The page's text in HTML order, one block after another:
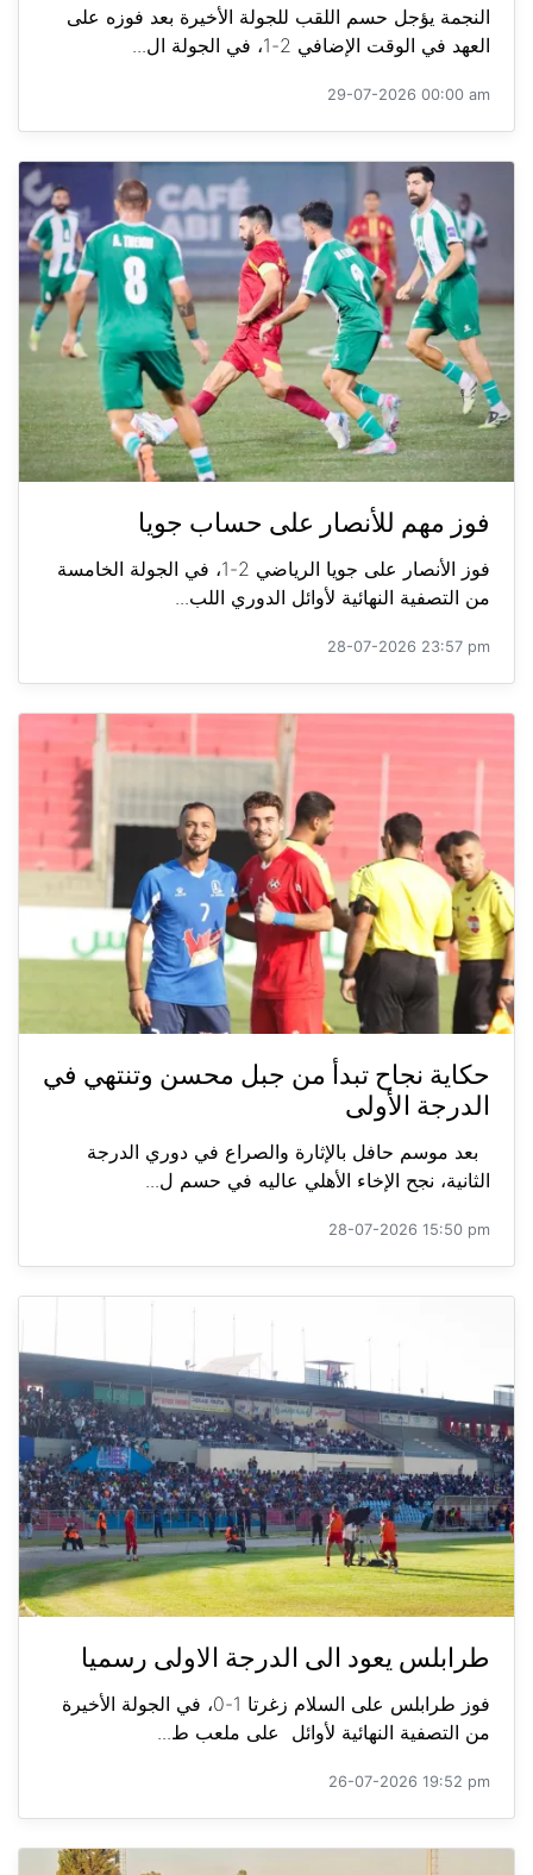
النجمة يؤجل حسم اللقب للجولة الأخيرة بعد فوزه على
العهد في الوقت الإضافي 2-1، في الجولة ال...
29-07-2026 00:00 am
فوز مهم للأنصار على حساب جويا
فوز الأنصار على جويا الرياضي 2-1، في الجولة الخامسة
من التصفية النهائية لأوائل الدوري اللب...
28-07-2026 23:57 pm
حكاية نجاح تبدأ من جبل محسن وتنتهي في
الدرجة الأولى
بعد موسم حافل بالإثارة والصراع في دوري الدرجة
الثانية، نجح الإخاء الأهلي عاليه في حسم ل...
28-07-2026 15:50 pm
طرابلس يعود الى الدرجة الاولى رسميا
فوز طرابلس على السلام زغرتا 1-0، في الجولة الأخيرة
من التصفية النهائية لأوائل على ملعب ط...
26-07-2026 19:52 pm